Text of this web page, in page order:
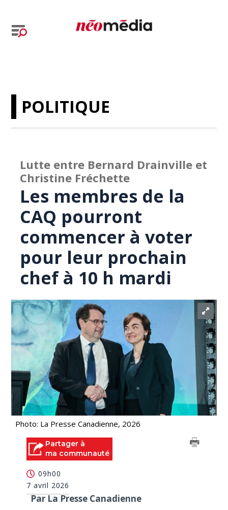
POLITIQUE
Lutte entre Bernard Drainville et
Christine Fréchette
Les membres de la
CAQ pourront
commencer à voter
pour leur prochain
chef à 10 h mardi
Photo: La Presse Canadienne, 2026
Partager à
ma communauté
09h00
7 avril 2026
Par La Presse Canadienne